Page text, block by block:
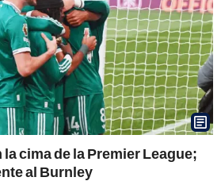
cima de la Premier League;
al Burnley